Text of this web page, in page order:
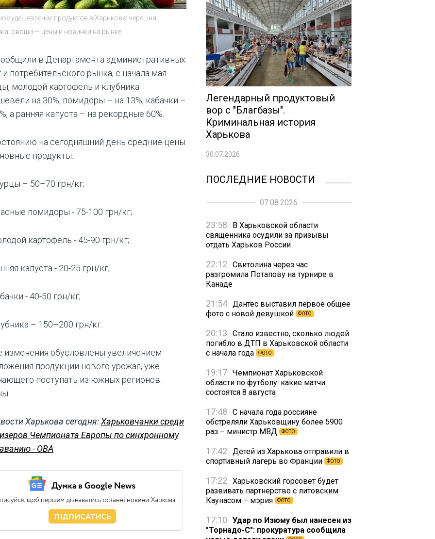
удешевление продуктов в Харькове: черешня,
овощи — цены и новинки на рынке
в Департамента административных
и потребительского рынка, с начала мая
молодой картофель и клубника
на 30%, помидоры – на 13%, кабачки –
а ранняя капуста – на рекордные 60%.
на сегодняшний день средние цены
продукты:
– 50–70 грн/кг;
помидоры - 75-100 грн/кг;
картофель - 45-90 грн/кг;
капуста - 20-25 грн/кг;
- 40-50 грн/кг;
– 150–200 грн/кг.
изменения обусловлены увеличением
продукции нового урожая, уже
поступать из южных регионов
Харькова сегодня:Харьковчанки среди
Чемпионата Европы по синхронному
- ОВА
Легендарный продуктовый
вор с "Благбазы".
Криминальная история
Харькова
30.07.2026
ПОСЛЕДНИЕ НОВОСТИ
07.08.2026
23:58
В Харьковской области
священника осудили за призывы
отдать Харьков России
22:12
Свитолина через час
разгромила Потапову на турнире в
Канаде
21:54 Дантес выставил первое общее
фото с новой девушкой
ФОТО
20:13
Стало известно, сколько людей
погибло в ДТП в Харьковской области
с начала года
ФОТО
19:17 Чемпионат Харьковской
области по футболу: какие матчи
состоятся 8 августа
17:48
С начала года россияне
обстреляли Харьковщину более 5900
раз – министр МВД
ФОТО
17:42
Детей из Харькова отправили в
спортивный лагерь во Франции
ФОТО
17:22
Харьковский горсовет будет
развивать партнерство с литовским
Каунасом – мэрия
ФОТО
17:10
Удар по Изюму был нанесен из
"Торнадо-С": прокуратура сообщила